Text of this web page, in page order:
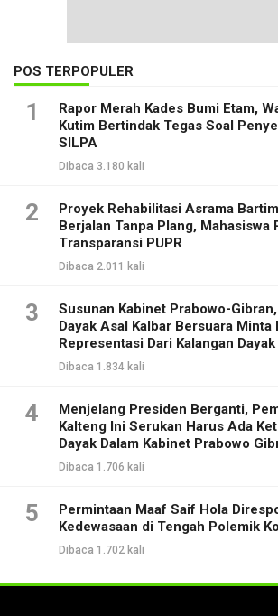
POS TERPOPULER
1
Rapor Merah Kades Bumi Etam,
Kutim Bertindak Tegas Soal
SILPA
Dibaca 3.180 kali
2
Proyek Rehabilitasi Asrama
Berjalan Tanpa Plang, Mahasiswa
Transparansi PUPR
Dibaca 2.011 kali
3
Susunan Kabinet Prabowo-
Dayak Asal Kalbar Bersuara Minta
Representasi Dari Kalangan
Dibaca 1.834 kali
4
Menjelang Presiden Berganti,
Kalteng Ini Serukan Harus Ada
Dayak Dalam Kabinet Prabowo
Dibaca 1.706 kali
5
Permintaan Maaf Saif Hola
Kedewasaan di Tengah Polemik
Dibaca 1.702 kali